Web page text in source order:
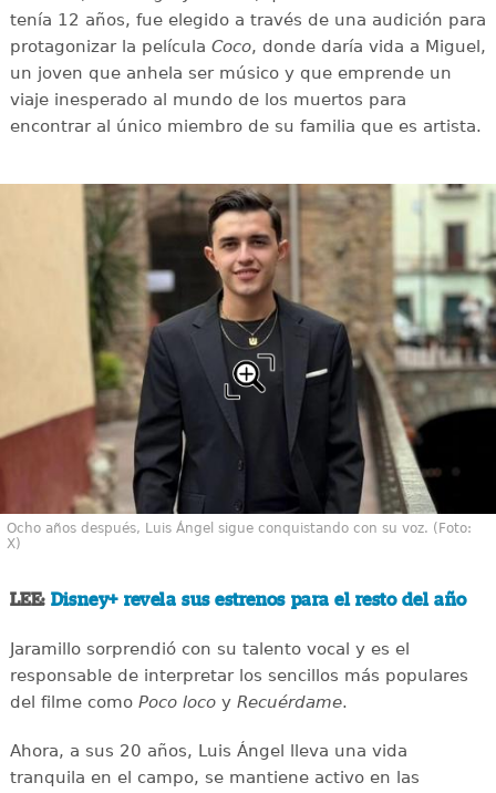
tenía 12 años, fue elegido a través de una audición para
protagonizar la película Coco, donde daría vida a Miguel,
un joven que anhela ser músico y que emprende un
viaje inesperado al mundo de los muertos para
encontrar al único miembro de su familia que es artista.
Ocho años después, Luis Ángel sigue conquistando con su voz. (Foto:
X)
LEE: Disney+ revela sus estrenos para el resto del año
Jaramillo sorprendió con su talento vocal y es el
responsable de interpretar los sencillos más populares
del filme como Poco loco yRecuérdame.
Ahora, a sus 20 años, Luis Ángel lleva una vida
tranquila en el campo, se mantiene activo en las